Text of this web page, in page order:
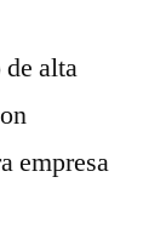
alta
empresa